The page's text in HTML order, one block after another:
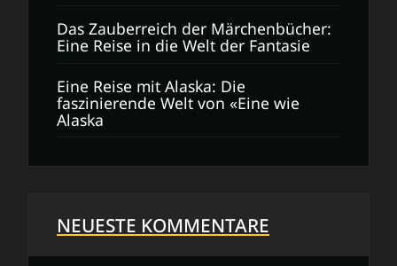
Das Zauberreich der Märchenbücher:
Eine Reise in die Welt der Fantasie
Eine Reise mit Alaska: Die
faszinierende Welt von «Eine wie
Alaska
NEUESTE KOMMENTARE